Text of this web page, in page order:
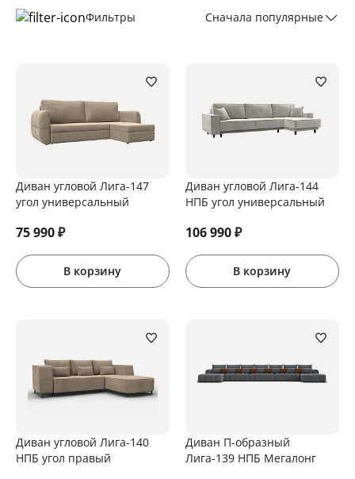
Фильтры Сначала популярные
Диван угловой Лига-147
угол универсальный
75 990₽
В корзину
Диван угловой Лига-144
НПБ угол универсальный
106 990₽
В корзину
Диван угловой Лига-140
НПБ угол правый
Диван П-образный
Лига-139 НПБ Мегалонг